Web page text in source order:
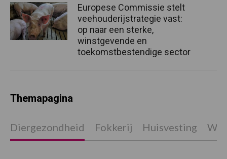
Europese Commissie stelt
veehouderijstrategie vast:
op naar een sterke,
winstgevende en
toekomstbestendige sector
Themapagina
Diergezondheid Fokkerij Huisvesting